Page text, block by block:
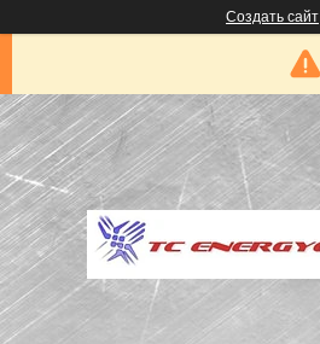
Создать сайт